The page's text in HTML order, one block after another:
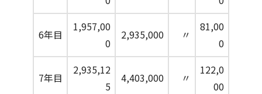
6年目
1,957,00
0
2,935,000 〃
81,00
0
7年目
2,935,12
5
4,403,000 〃
122,0
00